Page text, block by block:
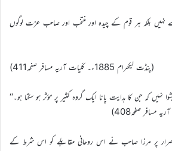
نہیں بلکہ ہر قوم کے چیدہ اور منتخب اور صاحب عزت لوگوں
(پنڈت لیکھرام 1885ء۔ کلّیات آریہ مسافر صفحہ411)
نہیں کہ جن کا ہدایت پانا ایک گروہ کثیر پر مؤثر ہو سکتا ہو۔‘‘
پر مرزا صاحب نے اس روحانی مقابلے کو اس شرط کے